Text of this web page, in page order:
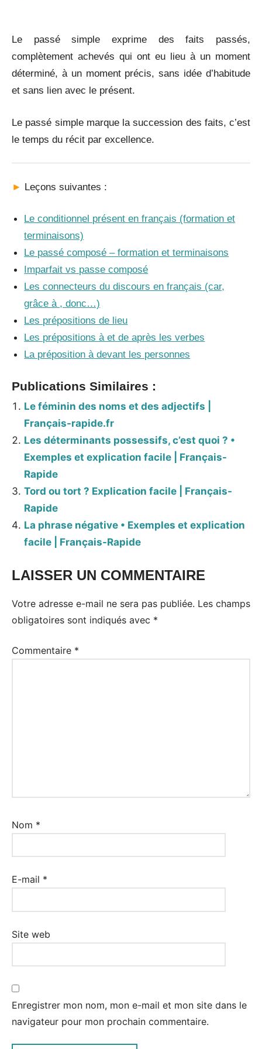
Le passé simple exprime des faits passés,
complètement achevés qui ont eu lieu à un moment
déterminé, à un moment précis, sans idée d’habitude
et sans lien avec le présent.
Le passé simple marque la succession des faits, c’est
le temps du récit par excellence.
► Leçons suivantes :
Le conditionnel présent en français (formation et
terminaisons)
Le passé composé – formation et terminaisons
Imparfait vs passe composé
Les connecteurs du discours en français (car,
grâce à , donc…)
Les prépositions de lieu
Les prépositions à et de après les verbes
La préposition à devant les personnes
Publications Similaires :
Le féminin des noms et des adjectifs |
Français-rapide.fr
Les déterminants possessifs, c’est quoi ? •
Exemples et explication facile | Français-
Rapide
Tord ou tort ? Explication facile | Français-
Rapide
La phrase négative • Exemples et explication
facile | Français-Rapide
LAISSER UN COMMENTAIRE
Votre adresse e-mail ne sera pas publiée. Les champs
obligatoires sont indiqués avec *
Commentaire *
Nom *
E-mail *
Site web
Enregistrer mon nom, mon e-mail et mon site dans le
navigateur pour mon prochain commentaire.